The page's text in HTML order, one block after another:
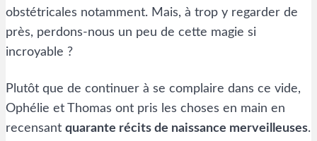
obstétricales notamment. Mais, à trop y regarder de
près, perdons-nous un peu de cette magie si
incroyable ?
Plutôt que de continuer à se complaire dans ce vide,
Ophélie et Thomas ont pris les choses en main en
recensant quarante récits de naissance merveilleuses.